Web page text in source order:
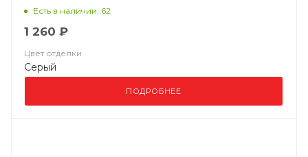
Есть в наличии: 62
1 260 ₽
Цвет отделки
Серый
ПОДРОБНЕЕ